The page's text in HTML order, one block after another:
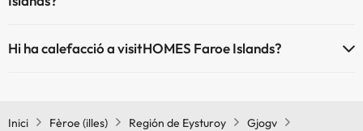
Hi ha calefacció a visitHOMES Faroe Islands?
Inici Fèroe (illes) Región de Eysturoy
Gjogv